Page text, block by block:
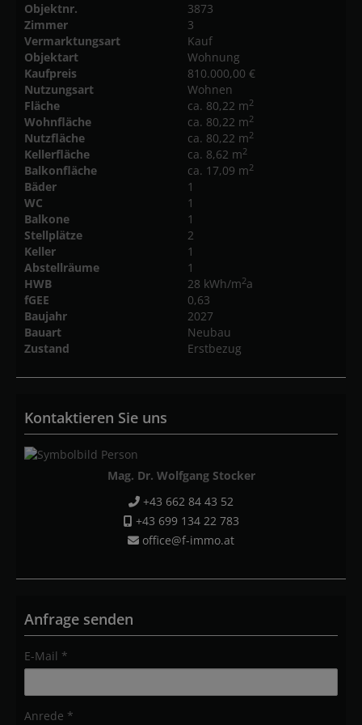
Objektnr.
3873
Zimmer
3
Vermarktungsart
Kauf
Objektart
Wohnung
Kaufpreis
810.000,00 €
Nutzungsart
Wohnen
Fläche
ca. 80,22 m2
Wohnfläche ca. 80,22 m2
Nutzfläche ca. 80,22 m2
Kellerfläche ca. 8,62 m2
Balkonfläche ca. 17,09 m2
Bäder
1
WC
1
Balkone
1
Stellplätze
2
Keller
1
Abstellräume
1
HWB
28 kWh/m2a
fGEE
0,63
Baujahr
2027
Bauart
Neubau
Zustand
Erstbezug
Kontaktieren Sie uns
Mag. Dr. Wolfgang Stocker
+43 662 84 43 52
+43 699 134 22 783
office@f-immo.at
Anfrage senden
E-Mail
Anrede